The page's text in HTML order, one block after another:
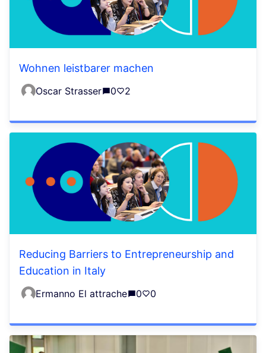
Wohnen leistbarer machen
Oscar Strasser 0 2
Reducing Barriers to Entrepreneurship and
Education in Italy
Ermanno El attrache 0 0